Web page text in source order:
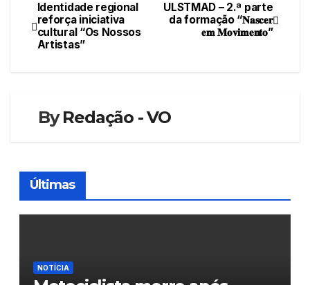
Navegação
de
ULSTMAD – 2.ª parte
da formação “𝐍𝐚𝐬𝐜𝐞𝐫
𝐞𝐦 𝐌𝐨𝐯𝐢𝐦𝐞𝐧𝐭𝐨”
Identidade regional
reforça iniciativa
cultural “Os Nossos
Artistas”
ByRedação - VO
Últimas
NOTÍCIA